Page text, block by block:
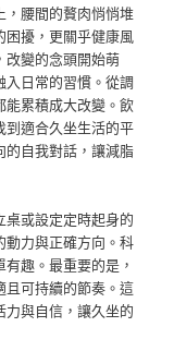
，腰間的贅肉悄悄堆
困擾，更關乎健康風
改變的念頭開始萌
日常的習慣。從調
能累積成大改變。飲
到適合久坐生活的平
的自我對話，讓減脂
或設定定時起身的
動力與正確方向。科
趣。最重要的是，
且可持續的節奏。這
與自信，讓久坐的